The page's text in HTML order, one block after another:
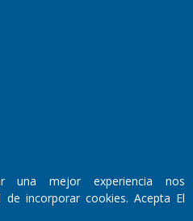
una mejor experiencia nos
incorporar cookies. Acepta El